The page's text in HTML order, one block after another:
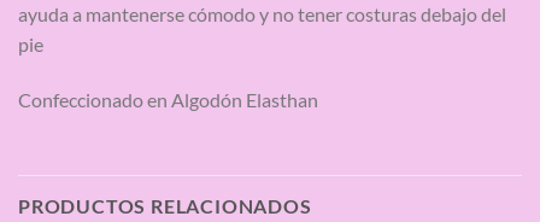
ayuda a mantenerse cómodo y no tener costuras debajo del
pie
Confeccionado en Algodón Elasthan
PRODUCTOS RELACIONADOS